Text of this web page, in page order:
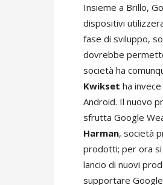
Insieme a Brillo,
dispositivi
fase di sviluppo,
dovrebbe
società ha
Kwikset ha
Android. Il nuovo
sfrutta Google
Harman, società
prodotti; per ora si
lancio di nuovi
supportare